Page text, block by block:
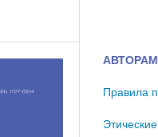
АВТОРАМ
Правила